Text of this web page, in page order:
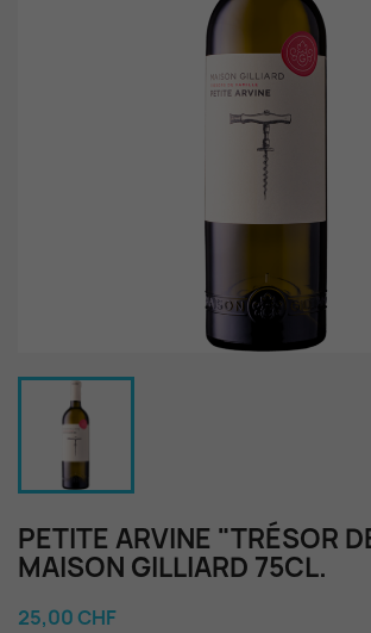
PETITE ARVINE "TRÉSOR
MAISON GILLIARD 75CL.
25,00 CHF